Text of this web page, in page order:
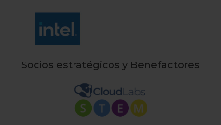
Socios estratégicos y Benefactores